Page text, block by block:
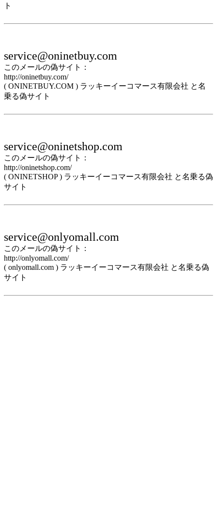
ト
service@oninetbuy.com
このメールの偽サイト：
http://oninetbuy.com/
( ONINETBUY.COM ) ラッキーイーコマース有限会社 と名
乗る偽サイト
service@oninetshop.com
このメールの偽サイト：
http://oninetshop.com/
( ONINETSHOP ) ラッキーイーコマース有限会社 と名乗る偽
サイト
service@onlyomall.com
このメールの偽サイト：
http://onlyomall.com/
( onlyomall.com ) ラッキーイーコマース有限会社 と名乗る偽
サイト